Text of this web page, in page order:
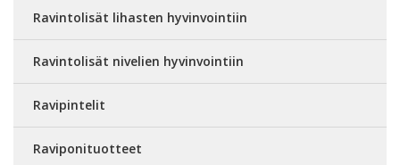
Ravintolisät lihasten hyvinvointiin
Ravintolisät nivelien hyvinvointiin
Ravipintelit
Raviponituotteet